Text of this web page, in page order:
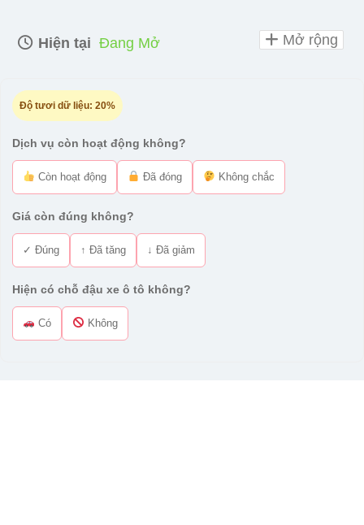
Hiện tại Đang Mở
Độ tươi dữ liệu: 20%
Dịch vụ còn hoạt động không?
Còn hoạt động Đã đóng Không chắc
Giá còn đúng không?
✓ Đúng ↑ Đã tăng ↓ Đã giảm
Hiện có chỗ đậu xe ô tô không?
Có Không
Mở rộng